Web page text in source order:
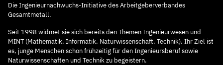
Die Ingenieurnachwuchs-Initiative des Arbeitgeberverbandes
Gesamtmetall.
Seit 1998 widmet sie sich bereits den Themen Ingenieurwesen und
MINT (Mathematik, Informatik, Naturwissenschaft, Technik). Ihr Ziel ist
es, junge Menschen schon frühzeitig für den Ingenieursberuf sowie
Naturwissenschaften und Technik zu begeistern.